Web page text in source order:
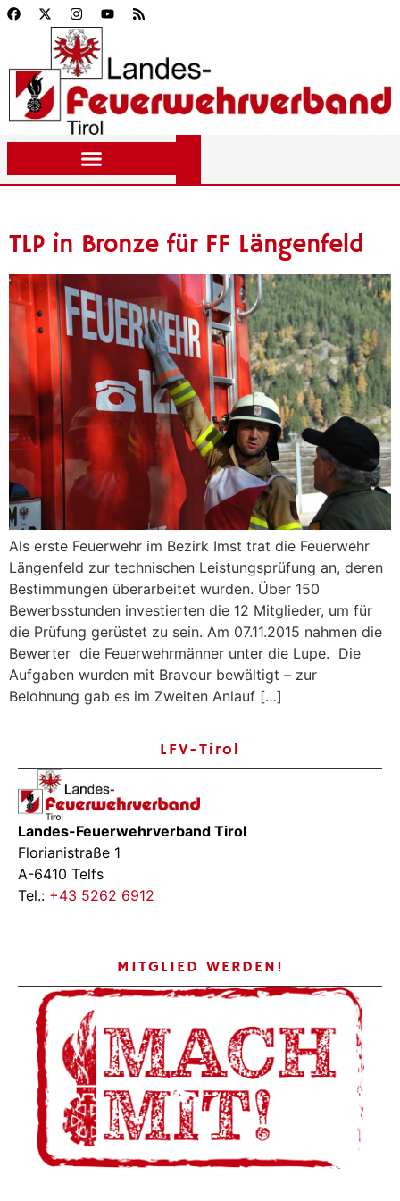
TLP in Bronze für FF Längenfeld
Als erste Feuerwehr im Bezirk Imst trat die Feuerwehr
Längenfeld zur technischen Leistungsprüfung an, deren
Bestimmungen überarbeitet wurden. Über 150
Bewerbsstunden investierten die 12 Mitglieder, um für
die Prüfung gerüstet zu sein. Am 07.11.2015 nahmen die
Bewerter die Feuerwehrmänner unter die Lupe. Die
Aufgaben wurden mit Bravour bewältigt – zur
Belohnung gab es im Zweiten Anlauf […]
LFV-Tirol
Landes-Feuerwehrverband Tirol
Florianistraße 1
A-6410 Telfs
Tel.: +43 5262 6912
MITGLIED WERDEN!